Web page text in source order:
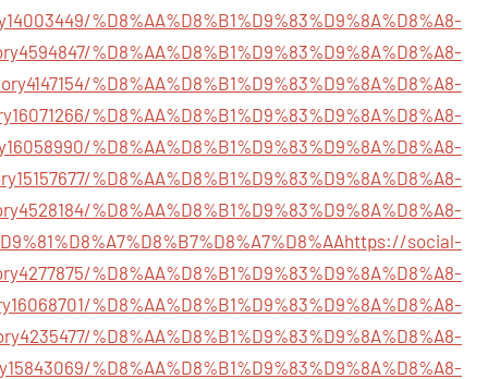
%D8%AA%D8%B1%D9%83%D9%8A%D8%A8-
%D8%AA%D8%B1%D9%83%D9%8A%D8%A8-
%D8%AA%D8%B1%D9%83%D9%8A%D8%A8-
%D8%AA%D8%B1%D9%83%D9%8A%D8%A8-
%D8%AA%D8%B1%D9%83%D9%8A%D8%A8-
%D8%AA%D8%B1%D9%83%D9%8A%D8%A8-
%D8%AA%D8%B1%D9%83%D9%8A%D8%A8-
https://social-
%D8%AA%D8%B1%D9%83%D9%8A%D8%A8-
%D8%AA%D8%B1%D9%83%D9%8A%D8%A8-
%D8%AA%D8%B1%D9%83%D9%8A%D8%A8-
%D8%AA%D8%B1%D9%83%D9%8A%D8%A8-